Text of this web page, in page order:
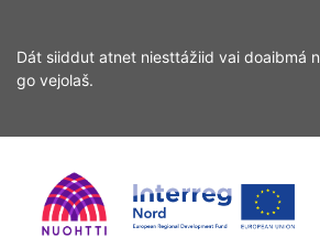
Dát siiddut atnet niesttážiid vai doaibmá
go vejolaš.
ohcamii
sisdollui
Home Interreg